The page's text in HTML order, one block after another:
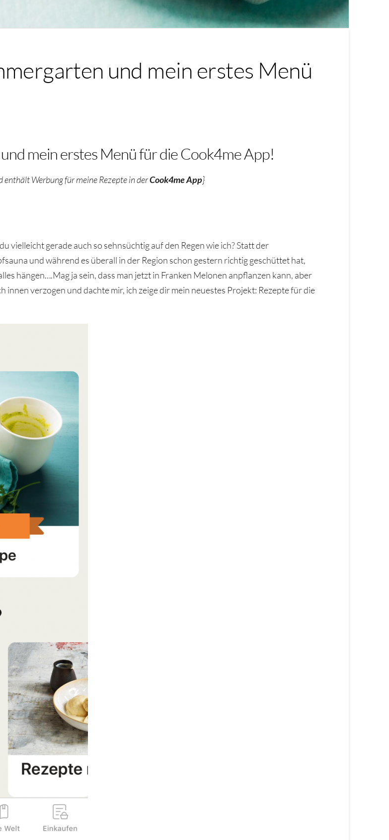
und mein erstes Menü
mein erstes Menü für die Cook4me App!
Werbung für meine Rezepte in derCook4me App}
vielleicht gerade auch so sehnsüchtig auf den Regen wie ich? Statt der
und während es überall in der Region schon gestern richtig geschüttet hat,
hängen….Mag ja sein, dass man jetzt in Franken Melonen anpflanzen kann, aber
innen verzogen und dachte mir, ich zeige dir mein neuestes Projekt: Rezepte für die